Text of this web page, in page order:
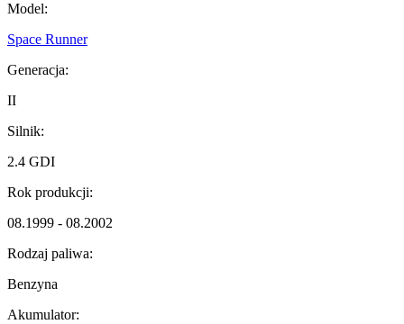
Model:
Space Runner
Generacja:
II
Silnik:
2.4 GDI
Rok produkcji:
08.1999 - 08.2002
Rodzaj paliwa:
Benzyna
Akumulator: